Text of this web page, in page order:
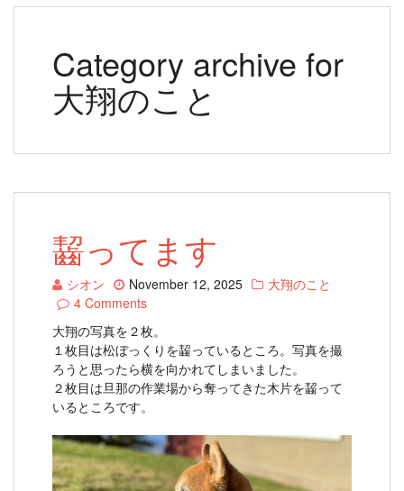
Category archive for
大翔のこと
齧ってます
シオン November 12, 2025
大翔のこと
4 Comments
大翔の写真を２枚。
１枚目は松ぼっくりを齧っているところ。写真を撮
ろうと思ったら横を向かれてしまいました。
２枚目は旦那の作業場から奪ってきた木片を齧って
いるところです。